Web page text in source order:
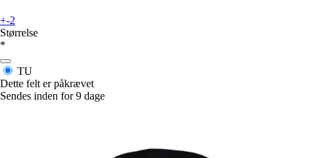
+-2
Størrelse
*
TU
Dette felt er påkrævet
Sendes inden for 9 dage